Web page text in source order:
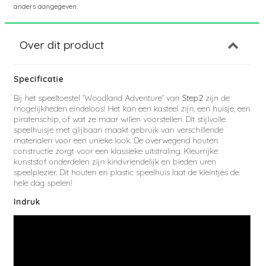
anders aangegeven.
Over dit product
Specificatie
Bij het speeltoestel 'Woodland Adventure' van Step2 zijn de
mogelijkheden eindeloos! Het kan een kasteel zijn, een huisje, een
piratenschip, of wat ze maar willen voorstellen. Dit stijlvolle
speelhuisje met glijbaan maakt gebruik van verschillende
materialen voor een unieke look. De overwegend houten
constructie zorgt voor een klassieke uitstraling. Kleurrijke
kunststof onderdelen zijn kindvriendelijk en bieden uren
speelplezier. Dit houten en plastic speelhuis laat de kleintjes de
hele dag spelen!
Indruk